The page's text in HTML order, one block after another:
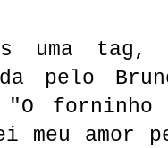
uma tag,
pelo
meu amor